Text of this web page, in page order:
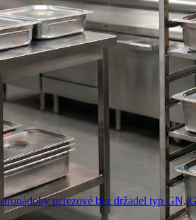
nerezové bez držadel typ